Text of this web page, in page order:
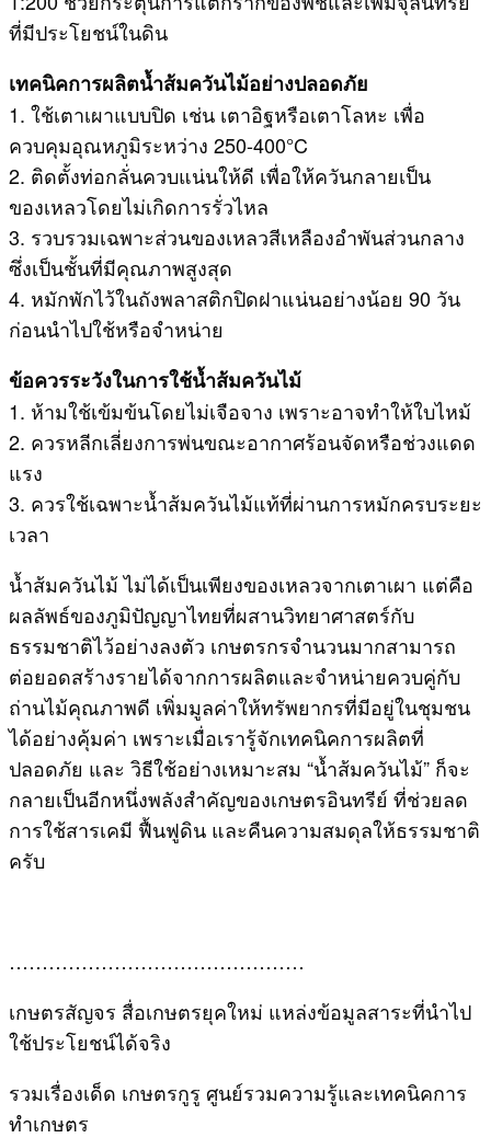
ที่มีประโยชน์ในดิน
เทคนิคการผลิตน้ำส้มควันไม้อย่างปลอดภัย
1. ใช้เตาเผาแบบปิด เช่น เตาอิฐหรือเตาโลหะ เพื่อ
ควบคุมอุณหภูมิระหว่าง 250-400°C
2. ติดตั้งท่อกลั่นควบแน่นให้ดี เพื่อให้ควันกลายเป็น
ของเหลวโดยไม่เกิดการรั่วไหล
3. รวบรวมเฉพาะส่วนของเหลวสีเหลืองอำพันส่วนกลาง
ซึ่งเป็นชั้นที่มีคุณภาพสูงสุด
4. หมักพักไว้ในถังพลาสติกปิดฝาแน่นอย่างน้อย 90 วัน
ก่อนนำไปใช้หรือจำหน่าย
ข้อควรระวังในการใช้น้ำส้มควันไม้
1. ห้ามใช้เข้มข้นโดยไม่เจือจาง เพราะอาจทำให้ใบไหม้
2. ควรหลีกเลี่ยงการพ่นขณะอากาศร้อนจัดหรือช่วงแดด
แรง
3. ควรใช้เฉพาะน้ำส้มควันไม้แท้ที่ผ่านการหมักครบระยะ
เวลา
น้ำส้มควันไม้ ไม่ได้เป็นเพียงของเหลวจากเตาเผา แต่คือ
ผลลัพธ์ของภูมิปัญญาไทยที่ผสานวิทยาศาสตร์กับ
ธรรมชาติไว้อย่างลงตัว เกษตรกรจำนวนมากสามารถ
ต่อยอดสร้างรายได้จากการผลิตและจำหน่ายควบคู่กับ
ถ่านไม้คุณภาพดี เพิ่มมูลค่าให้ทรัพยากรที่มีอยู่ในชุมชน
ได้อย่างคุ้มค่า เพราะเมื่อเรารู้จักเทคนิคการผลิตที่
ปลอดภัย และ วิธีใช้อย่างเหมาะสม “น้ำส้มควันไม้” ก็จะ
กลายเป็นอีกหนึ่งพลังสำคัญของเกษตรอินทรีย์ ที่ช่วยลด
การใช้สารเคมี ฟื้นฟูดิน และคืนความสมดุลให้ธรรมชาติ
ครับ
………………………………………
เกษตรสัญจร สื่อเกษตรยุคใหม่ แหล่งข้อมูลสาระที่นำไป
ใช้ประโยชน์ได้จริง
รวมเรื่องเด็ด เกษตรกูรู ศูนย์รวมความรู้และเทคนิคการ
ทำเกษตร